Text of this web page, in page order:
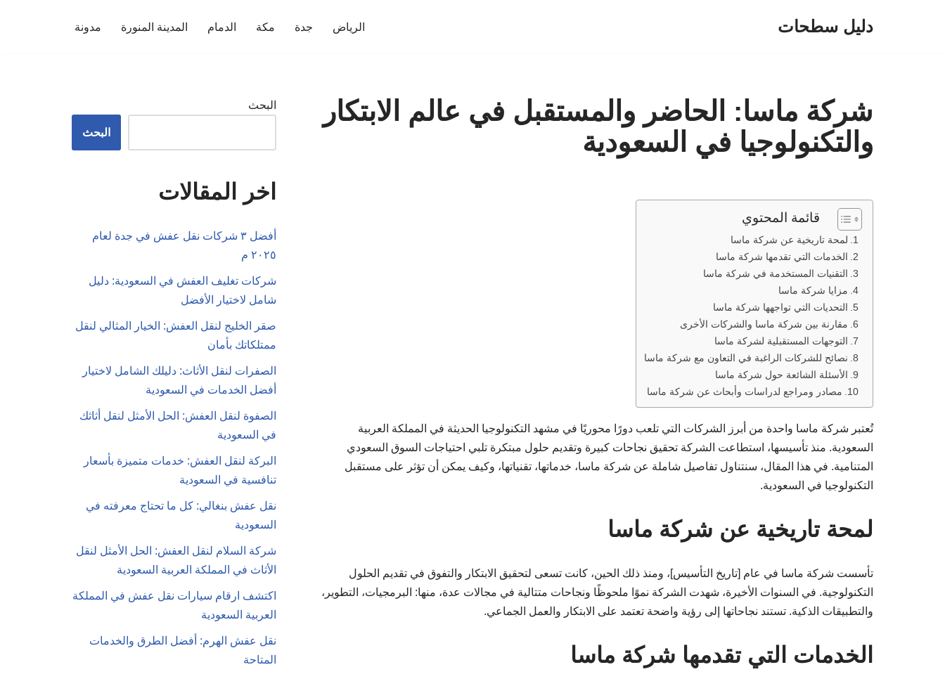
دليل سطحات الرياض جدة مكة الدمام المدينة المنورة مدونة
شركة ماسا: الحاضر والمستقبل في عالم الابتكار
والتكنولوجيا في السعودية
قائمة المحتوي
لمحة تاريخية عن شركة ماسا
الخدمات التي تقدمها شركة ماسا
التقنيات المستخدمة في شركة ماسا
مزايا شركة ماسا
التحديات التي تواجهها شركة ماسا
مقارنة بين شركة ماسا والشركات الأخرى
التوجهات المستقبلية لشركة ماسا
نصائح للشركات الراغبة في التعاون مع شركة ماسا
الأسئلة الشائعة حول شركة ماسا
مصادر ومراجع لدراسات وأبحاث عن شركة ماسا
تُعتبر شركة ماسا واحدة من أبرز الشركات التي تلعب دورًا محوريًا في مشهد التكنولوجيا الحديثة في المملكة العربية
السعودية. منذ تأسيسها، استطاعت الشركة تحقيق نجاحات كبيرة وتقديم حلول مبتكرة تلبي احتياجات السوق السعودي
المتنامية. في هذا المقال، سنتناول تفاصيل شاملة عن شركة ماسا، خدماتها، تقنياتها، وكيف يمكن أن تؤثر على مستقبل
التكنولوجيا في السعودية.
لمحة تاريخية عن شركة ماسا
تأسست شركة ماسا في عام [تاريخ التأسيس]، ومنذ ذلك الحين، كانت تسعى لتحقيق الابتكار والتفوق في تقديم الحلول
التكنولوجية. في السنوات الأخيرة، شهدت الشركة نموًا ملحوظًا ونجاحات متتالية في مجالات عدة، منها: البرمجيات، التطوير،
والتطبيقات الذكية. تستند نجاحاتها إلى رؤية واضحة تعتمد على الابتكار والعمل الجماعي.
الخدمات التي تقدمها شركة ماسا
البحث
البحث
اخر المقالات
أفضل ٣ شركات نقل عفش في جدة لعام
٢٠٢٥ م
شركات تغليف العفش في السعودية: دليل
شامل لاختيار الأفضل
صقر الخليج لنقل العفش: الخيار المثالي لنقل
ممتلكاتك بأمان
الصفرات لنقل الأثاث: دليلك الشامل لاختيار
أفضل الخدمات في السعودية
الصفوة لنقل العفش: الحل الأمثل لنقل أثاثك
في السعودية
البركة لنقل العفش: خدمات متميزة بأسعار
تنافسية في السعودية
نقل عفش بنغالي: كل ما تحتاج معرفته في
السعودية
شركة السلام لنقل العفش: الحل الأمثل لنقل
الأثاث في المملكة العربية السعودية
اكتشف ارقام سيارات نقل عفش في المملكة
العربية السعودية
نقل عفش الهرم: أفضل الطرق والخدمات
المتاحة